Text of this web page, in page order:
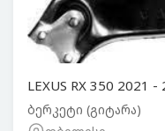
LEXUS RX 350
ბერკეტი (გიტარა)